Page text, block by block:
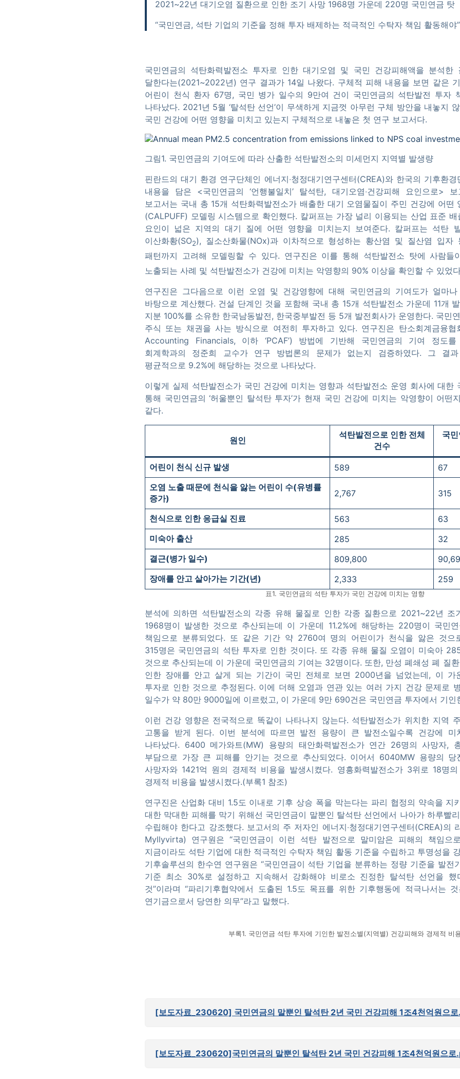
2021~22년 대기오염 질환으로 인한 조기 사망 1968명 가운데 220명 국민연금 탓
“국민연금, 석탄 기업의 기준을 정해 투자 배제하는 적극적인 수탁자 책임 활동해야”
국민연금의 석탄화력발전소 투자로 인한 대기오염 및 국민 건강피해액을 분석
달한다는(2021~2022년) 연구 결과가 14일 나왔다. 구체적 피해 내용을 보면 같은
어린이 천식 환자 67명, 국민 병가 일수의 9만여 건이 국민연금의 석탄발전 투자
나타났다. 2021년 5월 ‘탈석탄 선언’이 무색하게 지금껏 아무런 구체 방안을 내놓지
국민 건강에 어떤 영향을 미치고 있는지 구체적으로 내놓은 첫 연구 보고서다.
그림1. 국민연금의 기여도에 따라 산출한 석탄발전소의 미세먼지 지역별 발생량
핀란드의 대기 환경 연구단체인 에너지‧청정대기연구센터(CREA)와 한국의 기후환
내용을 담은 <국민연금의 ‘언행불일치’ 탈석탄, 대기오염‧건강피해 요인으로>
보고서는 국내 총 15개 석탄화력발전소가 배출한 대기 오염물질이 주민 건강에 어떤
(CALPUFF) 모델링 시스템으로 확인했다. 칼퍼프는 가장 널리 이용되는 산업 표준
요인이 넓은 지역의 대기 질에 어떤 영향을 미치는지 보여준다. 칼퍼프는 석탄
이산화황(SO2), 질소산화물(NOx)과 이차적으로 형성하는 황산염 및 질산염 입자
패턴까지 고려해 모델링할 수 있다. 연구진은 이를 통해 석탄발전소 탓에 사람들
노출되는 사례 및 석탄발전소가 건강에 미치는 악영향의 90% 이상을 확인할 수 있었
연구진은 그다음으로 이런 오염 및 건강영향에 대해 국민연금의 기여도가 얼마
바탕으로 계산했다. 건설 단계인 것을 포함해 국내 총 15개 석탄발전소 가운데 11개
지분 100%를 소유한 한국남동발전, 한국중부발전 등 5개 발전회사가 운영한다. 국민연
주식 또는 채권을 사는 방식으로 여전히 투자하고 있다. 연구진은 탄소회계금융
Accounting Financials, 이하 ‘PCAF’) 방법에 기반해 국민연금의 기여 정도를
회계학과의 정준희 교수가 연구 방법론의 문제가 없는지 검증하였다. 그 결
평균적으로 9.2%에 해당하는 것으로 나타났다.
이렇게 실제 석탄발전소가 국민 건강에 미치는 영향과 석탄발전소 운영 회사에 대한
통해 국민연금의 ‘허울뿐인 탈석탄 투자’가 현재 국민 건강에 미치는 악영향이 어떤
같다.
원인
석탄발전으로 인한 전체
건수
국
어린이 천식 신규 발생 589
67
오염 노출 때문에 천식을 앓는 어린이 수(유병률
증가)
2,767 315
천식으로 인한 응급실 진료 563
63
미숙아 출산
285
32
결근(병가 일수) 809,800
장애를 안고 살아가는 기간(년) 2,333 259
표1. 국민연금의 석탄 투자가 국민 건강에 미치는 영향
분석에 의하면 석탄발전소의 각종 유해 물질로 인한 각종 질환으로 2021~22년 조
1968명이 발생한 것으로 추산되는데 이 가운데 11.2%에 해당하는 220명이 국민
책임으로 분류되었다. 또 같은 기간 약 2760여 명의 어린이가 천식을 앓은 것으
315명은 국민연금의 석탄 투자로 인한 것이다. 또 각종 유해 물질 오염이 미숙아
것으로 추산되는데 이 가운데 국민연금의 기여는 32명이다. 또한, 만성 폐쇄성 폐 질
인한 장애를 안고 살게 되는 기간이 국민 전체로 보면 2000년을 넘었는데, 이 가
투자로 인한 것으로 추정된다. 이에 더해 오염과 연관 있는 여러 가지 건강 문제로
일수가 약 80만 9000일에 이르렀고, 이 가운데 9만 690건은 국민연금 투자에서 기인
이런 건강 영향은 전국적으로 똑같이 나타나지 않는다. 석탄발전소가 위치한 지역
고통을 받게 된다. 이번 분석에 따르면 발전 용량이 큰 발전소일수록 건강에 미
나타났다. 6400 메가와트(MW) 용량의 태안화력발전소가 연간 26명의 사망자,
부담으로 가장 큰 피해를 안기는 것으로 추산되었다. 이어서 6040MW 용량의 당
사망자와 1421억 원의 경제적 비용을 발생시켰다. 영흥화력발전소가 3위로 18명
경제적 비용을 발생시켰다.(부록1 참조)
연구진은 산업화 대비 1.5도 이내로 기후 상승 폭을 막는다는 파리 협정의 약속을 지
대한 막대한 피해를 막기 위해선 국민연금이 말뿐인 탈석탄 선언에서 나아가 하루빨
수립해야 한다고 강조했다. 보고서의 주 저자인 에너지‧청정대기연구센터(CREA)의
Myllyvirta) 연구원은 “국민연금이 이런 석탄 발전으로 말미암은 피해의 책임으
지금이라도 석탄 기업에 대한 적극적인 수탁자 책임 활동 기준을 수립하고 투명성을
기후솔루션의 한수연 연구원은 “국민연금이 석탄 기업을 분류하는 정량 기준을 발전
기준 최소 30%로 설정하고 지속해서 강화해야 비로소 진정한 탈석탄 선언을
것”이라며 “파리기후협약에서 도출된 1.5도 목표를 위한 기후행동에 적극나서는
연기금으로서 당연한 의무”라고 말했다.
부록1. 국민연금 석탄 투자에 기인한 발전소별(지역별) 건강피해와 경제적 비
[보도자료_230620] 국민연금의 말뿐인 탈석탄 2년 국민 건강피해 1조4천억원으
[보도자료_230620]국민연금의 말뿐인 탈석탄 2년 국민 건강피해 1조4천억원으